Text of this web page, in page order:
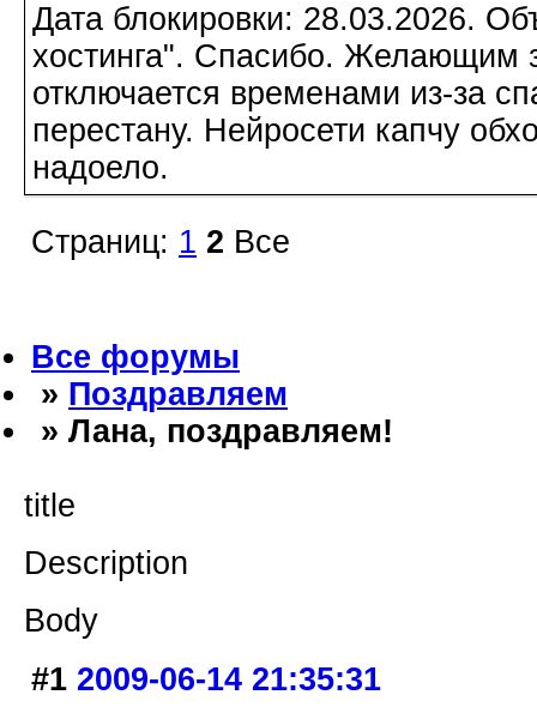
Дата блокировки: 28.03.2026.
хостинга". Спасибо. Желающим
отключается временами из-за
перестану. Нейросети капчу
надоело.
Страниц: 1 2 Все
Все форумы
» Поздравляем
» Лана, поздравляем!
title
Description
Body
#1 2009-06-14 21:35:31